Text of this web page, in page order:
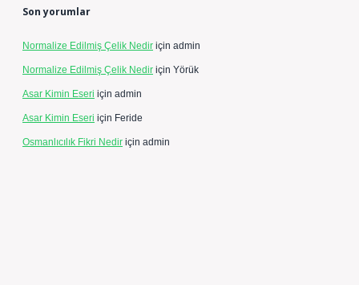
Son yorumlar
Normalize Edilmiş Çelik Nedir için admin
Normalize Edilmiş Çelik Nedir için Yörük
Asar Kimin Eseri için admin
Asar Kimin Eseri için Feride
Osmanlıcılık Fikri Nedir için admin